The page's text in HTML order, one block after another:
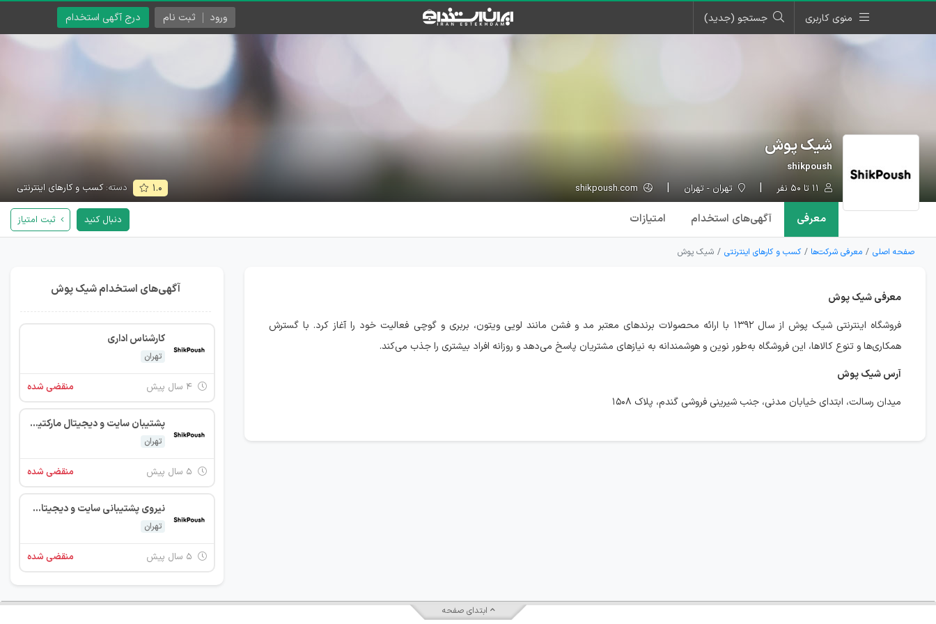
منوی کاربری جستجو (جدید) درج آگهی استخدام ورود ثبت نام
شیک پوش
shikpoush
تهران - تهران ۱.۰ دسته:کسب و کارهای اینترنتی
معرفی آگهی‌های استخدام امتیازات دنبال کنید ثبت امتیاز
صفحه اصلی معرفی شرکت‌ها کسب و کارهای اینترنتی شیک پوش
معرفی شیک پوش
فروشگاه اینترنتی شیک پوش از سال ۱۳۹۲ با ارائه محصولات برندهای معتبر مد و فشن مانند لویی ویتون، بربری و گوچی فعالیت خود را آغاز کرد. با گسترش
همکاری‌ها و تنوع کالاها، این فروشگاه به‌طور نوین و هوشمندانه به نیازهای مشتریان پاسخ می‌دهد و روزانه افراد بیشتری را جذب می‌کند.
آرس شیک پوش
میدان رسالت، ابتدای خیابان مدنی، جنب شیرینی فروشی گندم، پلاک ۱۵۰۸
آگهی‌های استخدام شیک پوش
کارشناس اداری
تهران
منقضی شده
پشتیبان سایت و دیجیتال مارکتینگ
تهران
منقضی شده
نیروی پشتیبانی سایت و دیجیتال مارکتینگ
تهران
منقضی شده
ابتدای صفحه